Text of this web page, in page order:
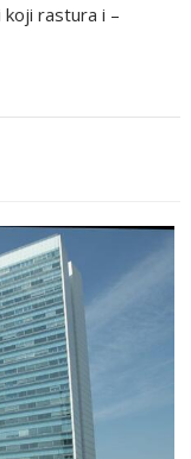
koji rastura i –